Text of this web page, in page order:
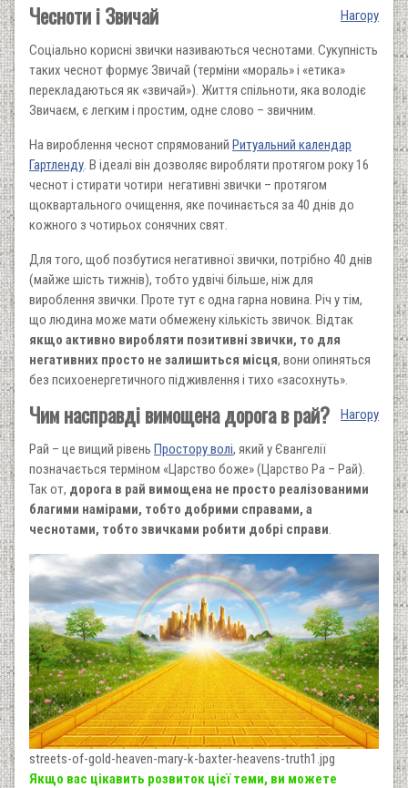
Нагору
Чесноти і Звичай
Соціально корисні звички називаються чеснотами. Сукупність
таких чеснот формує Звичай (терміни «мораль» і «етика»
перекладаються як «звичай»). Життя спільноти, яка володіє
Звичаєм, є легким і простим, одне слово – звичним.
На вироблення чеснот спрямований Ритуальний календар
Гартленду. В ідеалі він дозволяє виробляти протягом року 16
чеснот і стирати чотири негативні звички – протягом
щоквартального очищення, яке починається за 40 днів до
кожного з чотирьох сонячних свят.
Для того, щоб позбутися негативної звички, потрібно 40 днів
(майже шість тижнів), тобто удвічі більше, ніж для
вироблення звички. Проте тут є одна гарна новина. Річ у тім,
що людина може мати обмежену кількість звичок. Відтак
якщо активно виробляти позитивні звички, то для
негативних просто не залишиться місця, вони опиняться
без психоенергетичного підживлення і тихо «засохнуть».
Нагору
Чим насправді вимощена дорога в рай?
Рай – це вищий рівень Простору волі, який у Євангелії
позначається терміном «Царство боже» (Царство Ра – Рай).
Так от, дорога в рай вимощена не просто реалізованими
благими намірами, тобто добрими справами, а
чеснотами, тобто звичками робити добрі справи.
streets-of-gold-heaven-mary-k-baxter-heavens-truth1.jpg
Якщо вас цікавить розвиток цієї теми, ви можете